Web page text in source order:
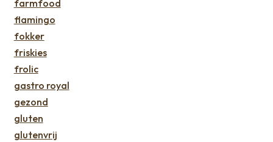
farmfood
flamingo
fokker
friskies
frolic
gastro royal
gezond
gluten
glutenvrij